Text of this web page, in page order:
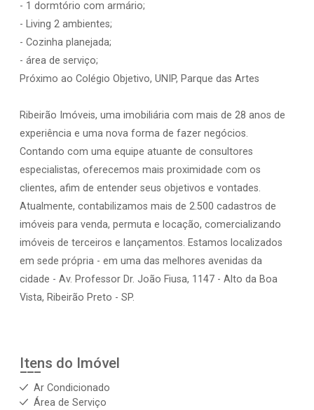
- 1 dormtório com armário;
- Living 2 ambientes;
- Cozinha planejada;
- área de serviço;
Próximo ao Colégio Objetivo, UNIP, Parque das Artes
Ribeirão Imóveis, uma imobiliária com mais de 28 anos de
experiência e uma nova forma de fazer negócios.
Contando com uma equipe atuante de consultores
especialistas, oferecemos mais proximidade com os
clientes, afim de entender seus objetivos e vontades.
Atualmente, contabilizamos mais de 2.500 cadastros de
imóveis para venda, permuta e locação, comercializando
imóveis de terceiros e lançamentos. Estamos localizados
em sede própria - em uma das melhores avenidas da
cidade - Av. Professor Dr. João Fiusa, 1147 - Alto da Boa
Vista, Ribeirão Preto - SP.
Itens do Imóvel
Ar Condicionado
Área de Serviço